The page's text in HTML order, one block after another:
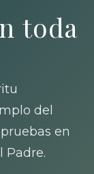
toda
del
en
Padre.